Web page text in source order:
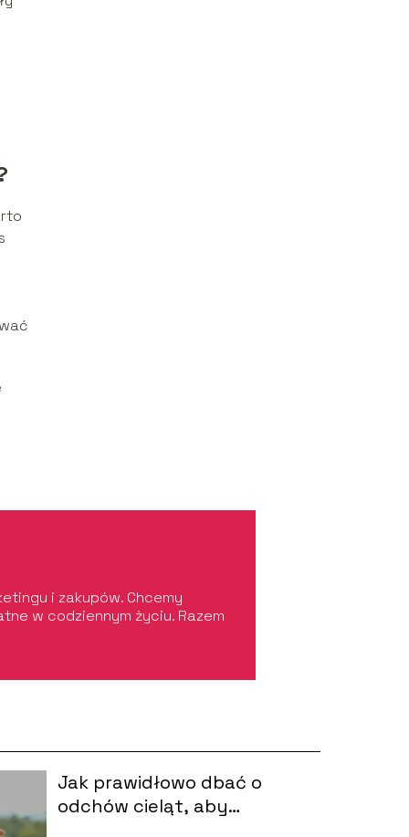
i zakupów. Chcemy
w codziennym życiu. Razem
Jak prawidłowo dbać o
odchów cieląt, aby